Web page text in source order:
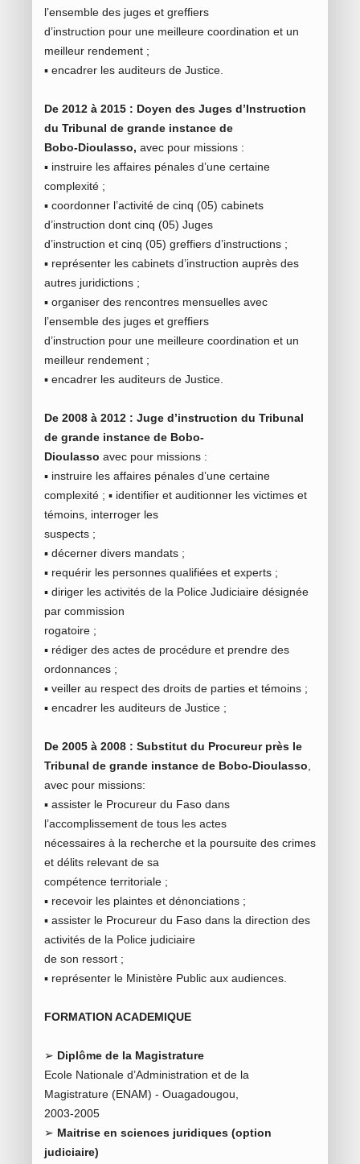
l’ensemble des juges et greffiers
d’instruction pour une meilleure coordination et un
meilleur rendement ;
▪ encadrer les auditeurs de Justice.
De 2012 à 2015 : Doyen des Juges d’Instruction
du Tribunal de grande instance de
Bobo-Dioulasso, avec pour missions :
▪ instruire les affaires pénales d’une certaine
complexité ;
▪ coordonner l’activité de cinq (05) cabinets
d’instruction dont cinq (05) Juges
d’instruction et cinq (05) greffiers d’instructions ;
▪ représenter les cabinets d’instruction auprès des
autres juridictions ;
▪ organiser des rencontres mensuelles avec
l’ensemble des juges et greffiers
d’instruction pour une meilleure coordination et un
meilleur rendement ;
▪ encadrer les auditeurs de Justice.
De 2008 à 2012 : Juge d’instruction du Tribunal
de grande instance de Bobo-
Dioulasso avec pour missions :
▪ instruire les affaires pénales d’une certaine
complexité ; ▪ identifier et auditionner les victimes et
témoins, interroger les
suspects ;
▪ décerner divers mandats ;
▪ requérir les personnes qualifiées et experts ;
▪ diriger les activités de la Police Judiciaire désignée
par commission
rogatoire ;
▪ rédiger des actes de procédure et prendre des
ordonnances ;
▪ veiller au respect des droits de parties et témoins ;
▪ encadrer les auditeurs de Justice ;
De 2005 à 2008 : Substitut du Procureur près le
Tribunal de grande instance de Bobo-Dioulasso
avec pour missions:
▪ assister le Procureur du Faso dans
l’accomplissement de tous les actes
nécessaires à la recherche et la poursuite des crimes
et délits relevant de sa
compétence territoriale ;
▪ recevoir les plaintes et dénonciations ;
▪ assister le Procureur du Faso dans la direction des
activités de la Police judiciaire
de son ressort ;
▪ représenter le Ministère Public aux audiences.
FORMATION ACADEMIQUE
➢ Diplôme de la Magistrature
Ecole Nationale d’Administration et de la
Magistrature (ENAM) - Ouagadougou,
2003-2005
➢ Maitrise en sciences juridiques (option
judiciaire)